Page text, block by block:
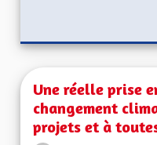
Une réelle prise
changement
projets et à